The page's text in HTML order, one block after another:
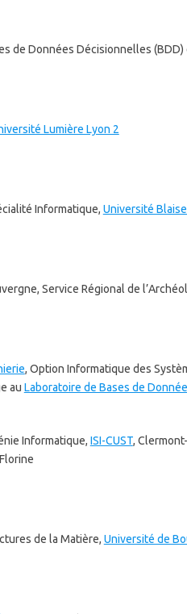
de Données Décisionnelles
Lumière Lyon 2
Informatique, Université
Service Régional de
, Option Informatique des
au Laboratoire de Bases de
Informatique, ISI-CUST,
de la Matière, Université de